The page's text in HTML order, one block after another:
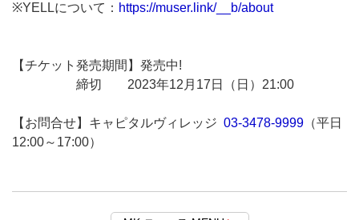
※YELLについて： https://muser.link/__b/about
【チケット発売期間】発売中!
締切 2023年12月17日（日）21:00
【お問合せ】キャピタルヴィレッジ 03-3478-9999 （平日
12:00～17:00）